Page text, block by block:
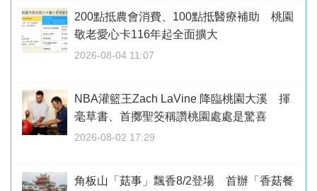
200點抵農會消費、100點抵醫療補助 桃園
敬老愛心卡116年起全面擴大
2026-08-04 11:07
NBA灌籃王Zach LaVine 降臨桃園大溪 揮
毫草書、首擲聖筊稱讚桃園處處是驚喜
2026-08-02 17:29
角板山「菇事」飄香8/2登場 首辦「香菇餐